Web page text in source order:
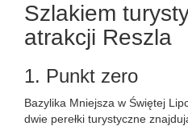
Szlakiem
atrakcji Reszla
1. Punkt zero
Bazylika Mniejsza w Świętej
dwie perełki turystyczne